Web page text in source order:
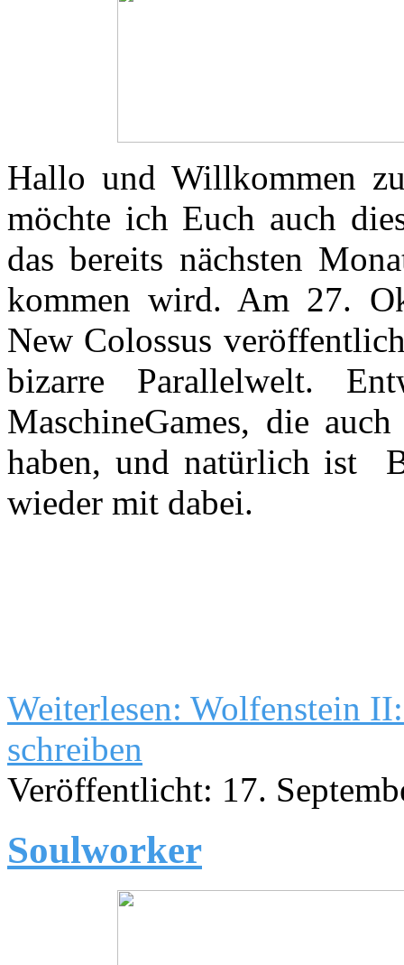
Hallo und Willkommen
möchte ich Euch auch
das bereits nächsten
kommen wird. Am 27.
New Colossus
bizarre Parallelwelt.
MaschineGames, die
haben, und natürlich ist
wieder mit dabei.
Weiterlesen: Wolfenstein
schreiben
Veröffentlicht: 17.
Soulworker